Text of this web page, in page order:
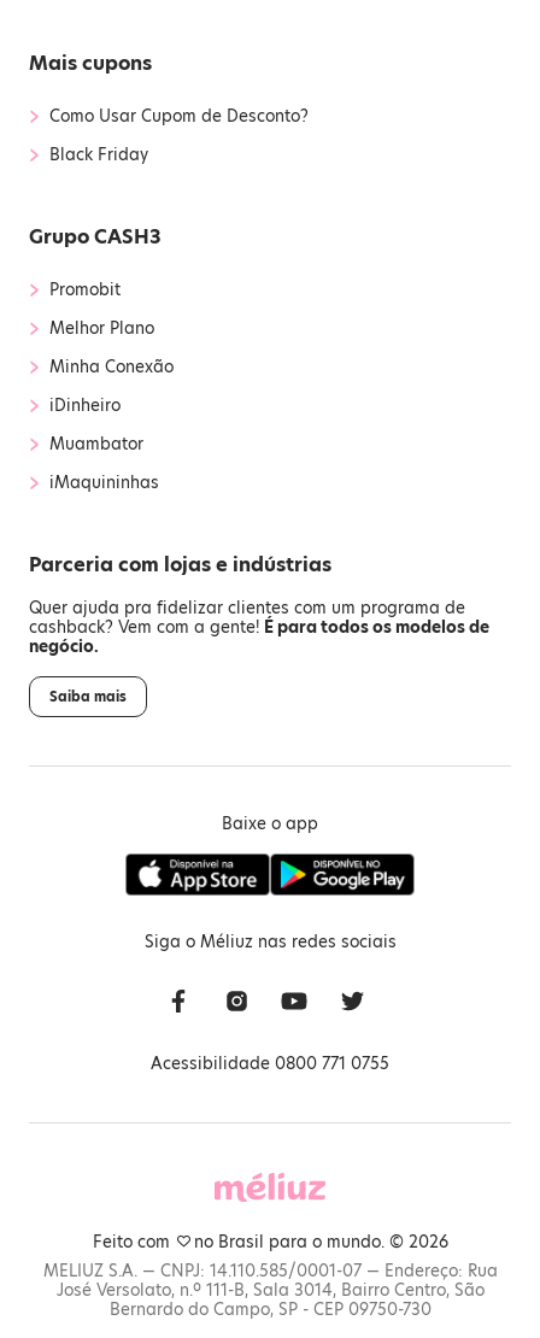
Mais cupons
› Como Usar Cupom de Desconto?
› Black Friday
Grupo CASH3
› Promobit
› Melhor Plano
› Minha Conexão
› iDinheiro
› Muambator
› iMaquininhas
Parceria com lojas e indústrias
Quer ajuda pra fidelizar clientes com um programa de
cashback? Vem com a gente! É para todos os modelos de
negócio.
Saiba mais
Baixe o app
Siga o Méliuz nas redes sociais
Acessibilidade 0800 771 0755
Feito com
no Brasil para o mundo. © 2026
MELIUZ S.A. — CNPJ: 14.110.585/0001-07 — Endereço: Rua
José Versolato, n.º 111-B, Sala 3014, Bairro Centro, São
Bernardo do Campo, SP - CEP 09750-730